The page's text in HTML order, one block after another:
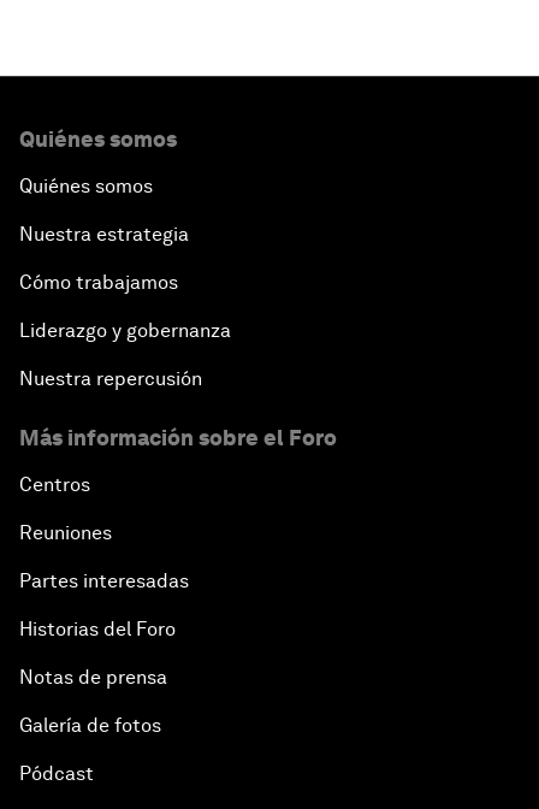
Quiénes somos
Quiénes somos
Nuestra estrategia
Cómo trabajamos
Liderazgo y gobernanza
Nuestra repercusión
Más información sobre el Foro
Centros
Reuniones
Partes interesadas
Historias del Foro
Notas de prensa
Galería de fotos
Pódcast